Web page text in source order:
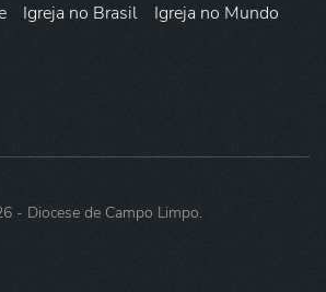
Igreja no Brasil
Igreja no Mundo
- Diocese de Campo Limpo.